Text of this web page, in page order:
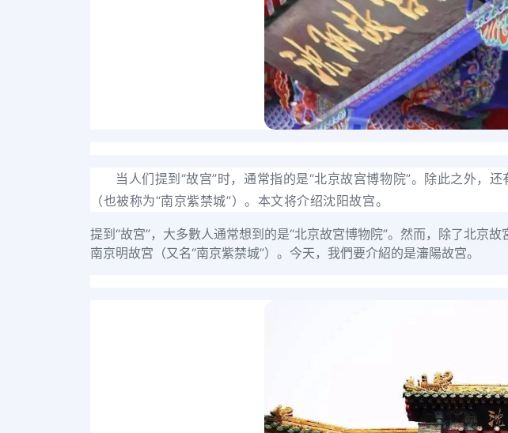
当人们提到“故宫”时，通常指的是“北京故宫博物院”。除此之外，
（也被称为“南京紫禁城”）。本文将介绍沈阳故宫。
提到“故宮”，大多數人通常想到的是“北京故宮博物院”。然而，除了北京
南京明故宮（又名“南京紫禁城”）。今天，我們要介紹的是瀋陽故宮。